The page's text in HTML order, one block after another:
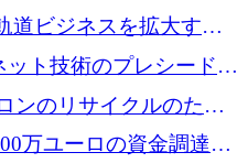
2,000 万ドルを調達
道ビジネスを拡大する
万ドルを調達
ト技術のプレシードと
ンのリサイクルのため
万ドルを調達
万ユーロの資金調達